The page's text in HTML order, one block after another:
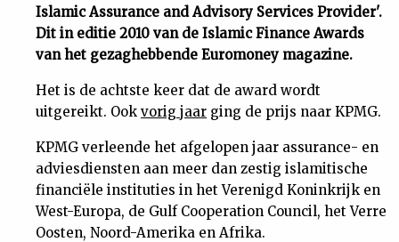
Feiten
Cijfers
Tuchtrecht
Magazine
Islamic Assurance and Advisory Services Provider'.
Dit in editie 2010 van de Islamic Finance Awards
van het gezaghebbende Euromoney magazine.
Het is de achtste keer dat de award wordt
uitgereikt. Ook vorig jaar ging de prijs naar KPMG.
KPMG verleende het afgelopen jaar assurance- en
adviesdiensten aan meer dan zestig islamitische
financiële instituties in het Verenigd Koninkrijk en
West-Europa, de Gulf Cooperation Council, het Verre
Oosten, Noord-Amerika en Afrika.